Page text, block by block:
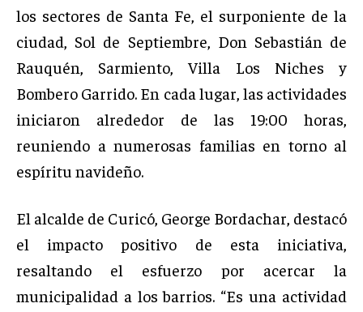
los sectores de Santa Fe, el surponiente de la
ciudad, Sol de Septiembre, Don Sebastián de
Rauquén, Sarmiento, Villa Los Niches y
Bombero Garrido. En cada lugar, las actividades
iniciaron alrededor de las 19:00 horas,
reuniendo a numerosas familias en torno al
espíritu navideño.
El alcalde de Curicó, George Bordachar, destacó
el impacto positivo de esta iniciativa,
resaltando el esfuerzo por acercar la
municipalidad a los barrios. “Es una actividad